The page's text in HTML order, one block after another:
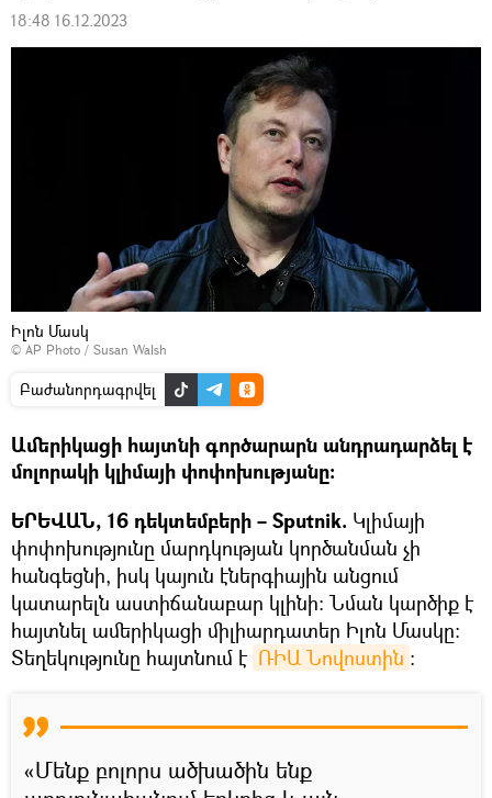
18:48 16.12.2023
Իլոն Մասկ
© AP Photo / Susan Walsh
Բաժանորդագրվել
Ամերիկացի հայտնի գործարարն անդրադարձել է
մոլորակի կլիմայի փոփոխությանը։
ԵՐԵՎԱՆ, 16 դեկտեմբերի – Sputnik. Կլիմայի
փոփոխությունը մարդկության կործանման չի
հանգեցնի, իսկ կայուն էներգիային անցում
կատարելն աստիճանաբար կլինի: Նման կարծիք է
հայտնել ամերիկացի միլիարդատեր Իլոն Մասկը։
Տեղեկությունը հայտնում է ՌԻԱ Նովոստին ։
«Մենք բոլորս ածխածին ենք